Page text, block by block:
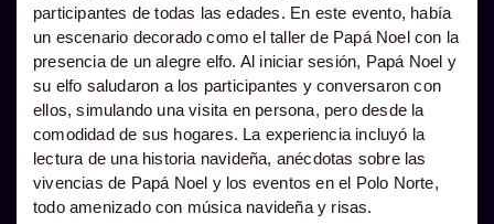
participantes de todas las edades. En este evento, había
un escenario decorado como el taller de Papá Noel con la
presencia de un alegre elfo. Al iniciar sesión, Papá Noel y
su elfo saludaron a los participantes y conversaron con
ellos, simulando una visita en persona, pero desde la
comodidad de sus hogares. La experiencia incluyó la
lectura de una historia navideña, anécdotas sobre las
vivencias de Papá Noel y los eventos en el Polo Norte,
todo amenizado con música navideña y risas.